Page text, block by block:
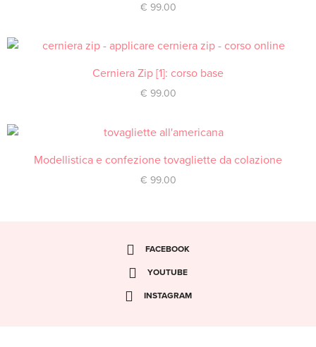
€ 99.00
ACQUISTA
Cerniera Zip [1]: corso base
€ 99.00
ACQUISTA
Modellistica e confezione tovagliette da colazione
€ 99.00
FACEBOOK
YOUTUBE
INSTAGRAM